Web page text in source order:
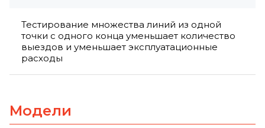
Тестирование множества линий из одной
точки с одного конца уменьшает количество
выездов и уменьшает эксплуатационные
расходы
Модели